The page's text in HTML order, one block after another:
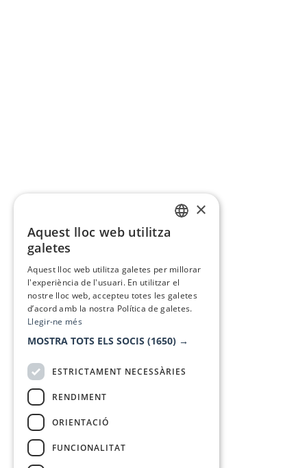
×
Aquest lloc web utilitza
galetes
Aquest lloc web utilitza galetes per millorar
l'experiència de l'usuari. En utilitzar el
nostre lloc web, accepteu totes les galetes
d’acord amb la nostra Política de galetes.
Llegir-ne més
MOSTRA TOTS ELS SOCIS (1650) →
ESTRICTAMENT NECESSÀRIES
RENDIMENT
ORIENTACIÓ
FUNCIONALITAT